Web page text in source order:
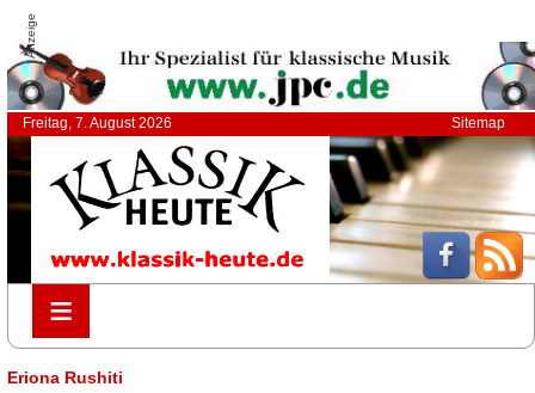
Anzeige
Freitag, 7. August 2026 Sitemap
≡
≡
Eriona Rushiti